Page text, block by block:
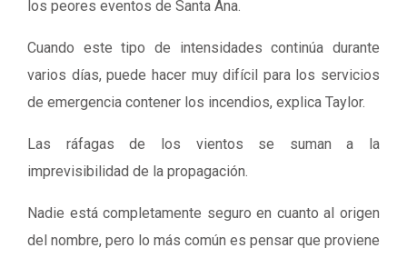
los peores eventos de Santa Ana.
Cuando este tipo de intensidades continúa durante
varios días, puede hacer muy difícil para los servicios
de emergencia contener los incendios, explica Taylor.
Las ráfagas de los vientos se suman a la
imprevisibilidad de la propagación.
Nadie está completamente seguro en cuanto al origen
del nombre, pero lo más común es pensar que proviene